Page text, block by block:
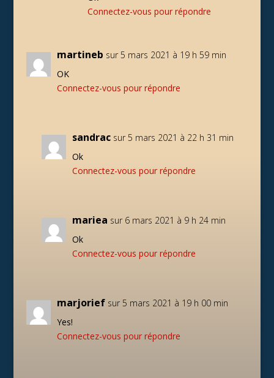
Connectez-vous pour répondre
martineb sur 5 mars 2021 à 19 h 59 min
OK
Connectez-vous pour répondre
sandrac sur 5 mars 2021 à 22 h 31 min
Ok
Connectez-vous pour répondre
mariea sur 6 mars 2021 à 9 h 24 min
Ok
Connectez-vous pour répondre
marjorief sur 5 mars 2021 à 19 h 00 min
Yes!
Connectez-vous pour répondre